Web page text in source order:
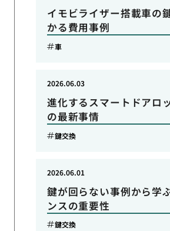
イモビライザー搭載車の
かる費用事例
車
進化するスマートドアロ
の最新事情
2026.06.03
鍵交換
鍵が回らない事例から学
ンスの重要性
2026.06.01
鍵交換